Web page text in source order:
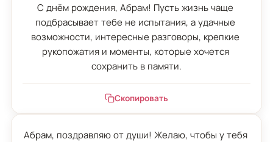
С днём рождения, Абрам! Пусть жизнь чаще
подбрасывает тебе не испытания, а удачные
возможности, интересные разговоры, крепкие
рукопожатия и моменты, которые хочется
сохранить в памяти.
Скопировать
Абрам, поздравляю от души! Желаю, чтобы у тебя